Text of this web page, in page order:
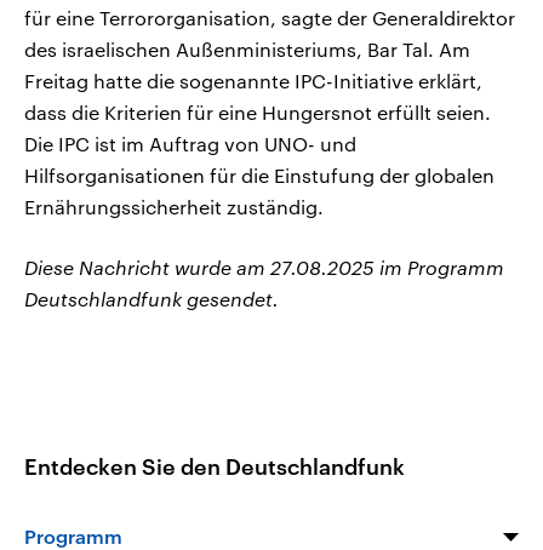
für eine Terrororganisation, sagte der Generaldirektor
des israelischen Außenministeriums, Bar Tal. Am
Freitag hatte die sogenannte IPC-Initiative erklärt,
dass die Kriterien für eine Hungersnot erfüllt seien.
Die IPC ist im Auftrag von UNO- und
Hilfsorganisationen für die Einstufung der globalen
Ernährungssicherheit zuständig.
Diese Nachricht wurde am 27.08.2025 im Programm
Deutschlandfunk gesendet.
Entdecken Sie den Deutschlandfunk
Programm